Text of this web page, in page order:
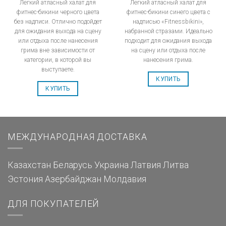
Легкий атласный халат для
фитнес-бикини черного цвета
без надписи. Отлично подойдет
для ожидания выхода на сцену
или отдыха после нанесения
грима вне зависимости от
категории, в которой вы
выступаете.
КУПИТЬ
Легкий атласный халат для
фитнес-бикини синего цвета с
надписью «Fitnessbikini»,
набранной стразами. Идеально
подходит для ожидания выхода
на сцену или отдыха после
нанесения грима.
КУПИТЬ
МЕЖДУНАРОДНАЯ ДОСТАВКА
Казахстан Беларусь Украина Латвия Литва
Эстония Азербайджан Молдавия
ДЛЯ ПОКУПАТЕЛЕЙ